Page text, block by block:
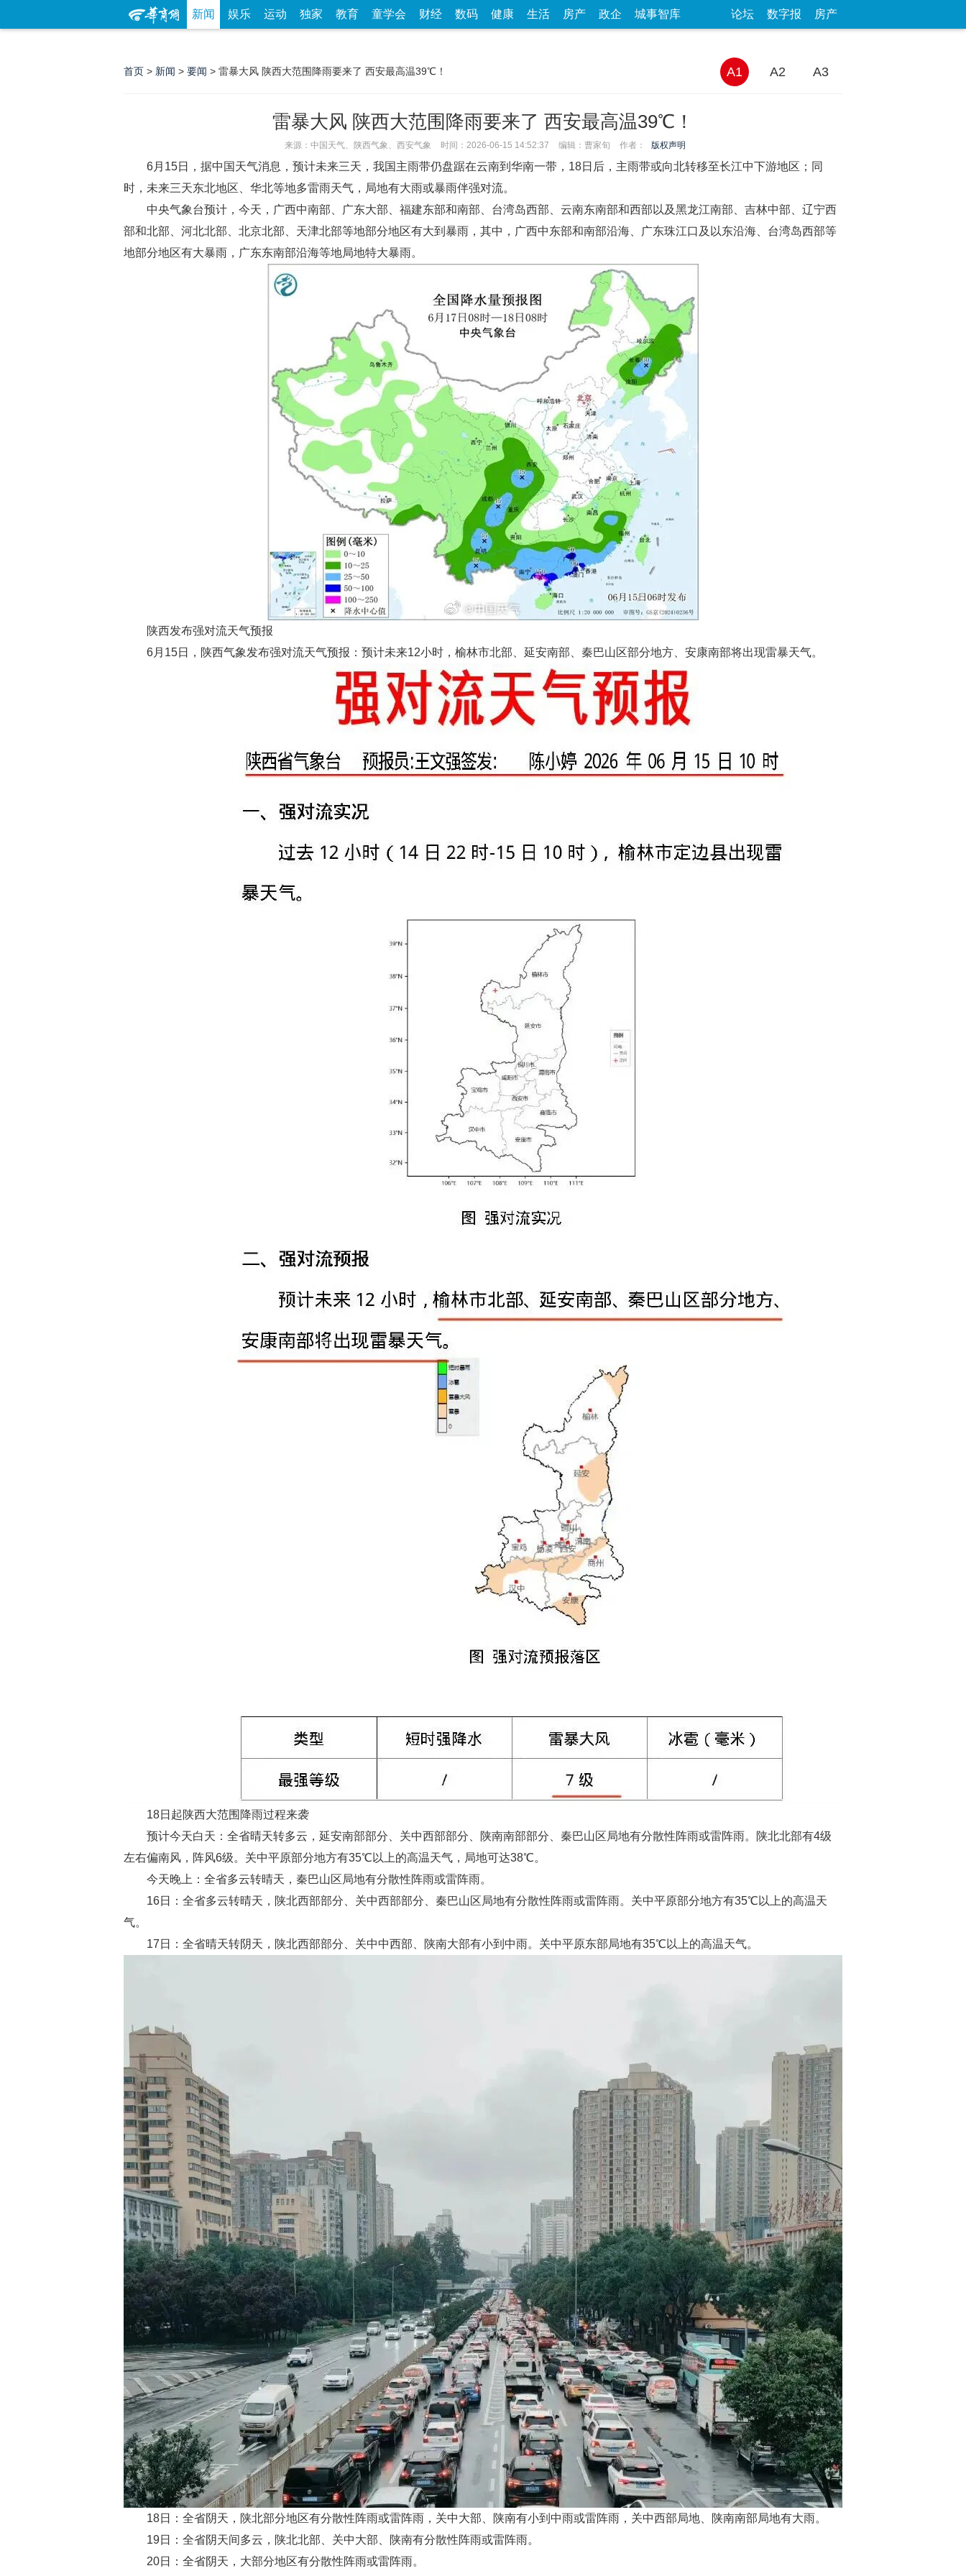
新闻 娱乐 运动 独家 教育 童学会 财经 数码 健康 生活 房产 政企 城事智库 论坛 数字报 房产
首页 > 新闻 > 要闻 > 雷暴大风 陕西大范围降雨要来了 西安最高温39℃！ A1 A2 A3
雷暴大风 陕西大范围降雨要来了 西安最高温39℃！
来源：中国天气、陕西气象、西安气象 时间：2026-06-15 14:52:37 编辑：曹家旬 作者： 版权声明
6月15日，据中国天气消息，预计未来三天，我国主雨带仍盘踞在云南到华南一带，18日后，主雨带或向北转移至长江中下游地区；同
时，未来三天东北地区、华北等地多雷雨天气，局地有大雨或暴雨伴强对流。
中央气象台预计，今天，广西中南部、广东大部、福建东部和南部、台湾岛西部、云南东南部和西部以及黑龙江南部、吉林中部、辽宁西
部和北部、河北北部、北京北部、天津北部等地部分地区有大到暴雨，其中，广西中东部和南部沿海、广东珠江口及以东沿海、台湾岛西部等
地部分地区有大暴雨，广东东南部沿海等地局地特大暴雨。
陕西发布强对流天气预报
6月15日，陕西气象发布强对流天气预报：预计未来12小时，榆林市北部、延安南部、秦巴山区部分地方、安康南部将出现雷暴天气。
18日起陕西大范围降雨过程来袭
预计今天白天：全省晴天转多云，延安南部部分、关中西部部分、陕南南部部分、秦巴山区局地有分散性阵雨或雷阵雨。陕北北部有4级
左右偏南风，阵风6级。关中平原部分地方有35℃以上的高温天气，局地可达38℃。
今天晚上：全省多云转晴天，秦巴山区局地有分散性阵雨或雷阵雨。
16日：全省多云转晴天，陕北西部部分、关中西部部分、秦巴山区局地有分散性阵雨或雷阵雨。关中平原部分地方有35℃以上的高温天
气。
17日：全省晴天转阴天，陕北西部部分、关中中西部、陕南大部有小到中雨。关中平原东部局地有35℃以上的高温天气。
18日：全省阴天，陕北部分地区有分散性阵雨或雷阵雨，关中大部、陕南有小到中雨或雷阵雨，关中西部局地、陕南南部局地有大雨。
19日：全省阴天间多云，陕北北部、关中大部、陕南有分散性阵雨或雷阵雨。
20日：全省阴天，大部分地区有分散性阵雨或雷阵雨。